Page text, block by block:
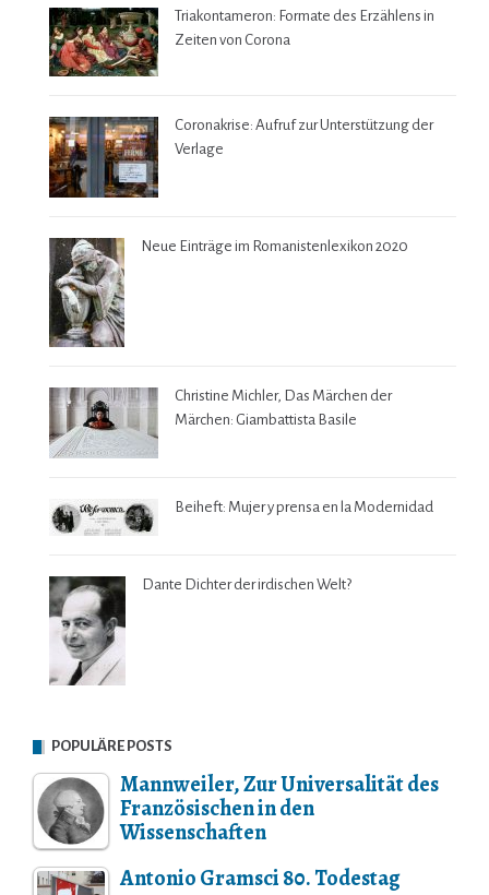
Triakontameron: Formate des Erzählens in
Zeiten von Corona
Coronakrise: Aufruf zur Unterstützung der
Verlage
Neue Einträge im Romanistenlexikon 2020
Christine Michler, Das Märchen der
Märchen: Giambattista Basile
Beiheft: Mujer y prensa en la Modernidad
Dante Dichter der irdischen Welt?
POPULÄRE POSTS
Mannweiler, Zur Universalität des
Französischen in den
Wissenschaften
Antonio Gramsci 80. Todestag